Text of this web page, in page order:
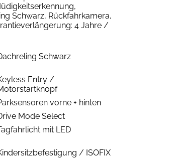
Schwarz, Rückfahrkamera,
4 Jahre /
Schwarz
Entry /
vorne + hinten
Mode Select
mit LED
/ ISOFIX